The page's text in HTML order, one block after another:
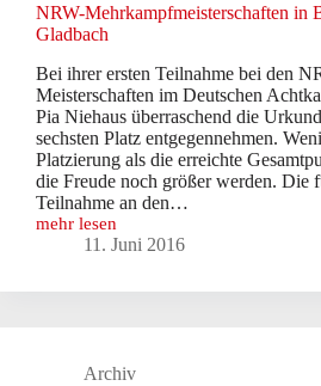
NRW-Mehrkampfmeisterschaften in
Gladbach
Bei ihrer ersten Teilnahme bei den
Meisterschaften im Deutschen
Pia Niehaus überraschend die
sechsten Platz entgegennehmen.
Platzierung als die erreichte
die Freude noch größer werden. Die
Teilnahme an den…
mehr lesen
NRW-
Mehrkampfmeisterschaften
Bergisch-
11. Juni 2016
Archiv